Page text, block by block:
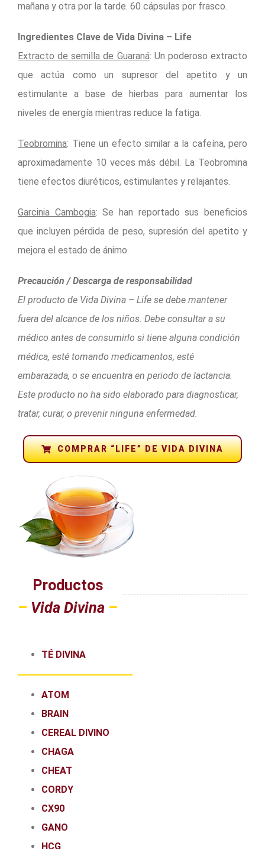
mañana y otra por la tarde. 60 cápsulas por frasco.
Ingredientes Clave de Vida Divina – Life
Extracto de semilla de Guaraná: Un poderoso extracto
que actúa como un supresor del apetito y un
estimulante a base de hierbas para aumentar los
niveles de energía mientras reduce la fatiga.
Teobromina: Tiene un efecto similar a la cafeína, pero
aproximadamente 10 veces más débil. La Teobromina
tiene efectos diuréticos, estimulantes y relajantes.
Garcinia Cambogia: Se han reportado sus beneficios
que incluyen pérdida de peso, supresión del apetito y
mejora el estado de ánimo.
Precaución / Descarga de responsabilidad
El producto de Vida Divina – Life se debe mantener
fuera del alcance de los niños. Debe consultar a su
médico antes de consumirlo si tiene alguna condición
médica, esté tomando medicamentos, esté
embarazada, o se encuentra en periodo de lactancia.
Este producto no ha sido elaborado para diagnosticar,
tratar, curar, o prevenir ninguna enfermedad.
COMPRAR “LIFE” DE VIDA DIVINA
Productos
– Vida Divina –
TÉ DIVINA
ATOM
BRAIN
CEREAL DIVINO
CHAGA
CHEAT
CORDY
CX90
GANO
HCG